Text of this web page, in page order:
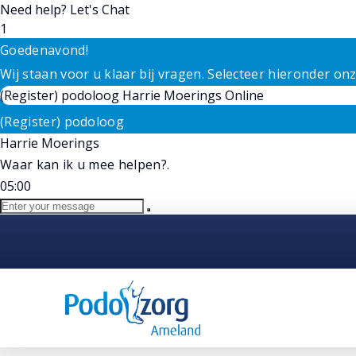
Need help? Let's Chat
1
Goedenavond!
Wij staan voor u klaar bij vragen. Selecteer hieronder
(Register) podoloog Harrie Moerings Online
(Register) podoloog
Harrie Moerings
Waar kan ik u mee helpen?.
05:00